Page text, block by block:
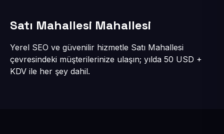
Satı Mahallesi Mahallesi
Yerel SEO ve güvenilir hizmetle Satı Mahallesi
çevresindeki müşterilerinize ulaşın; yılda 50 USD +
KDV ile her şey dahil.